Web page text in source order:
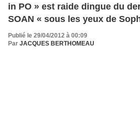
in PO » est raide dingue du
SOAN « sous les yeux de
Publié le 29/04/2012 à 00:09
Par JACQUES BERTHOMEAU